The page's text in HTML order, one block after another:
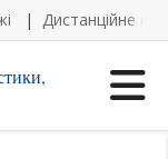
Дистанційне